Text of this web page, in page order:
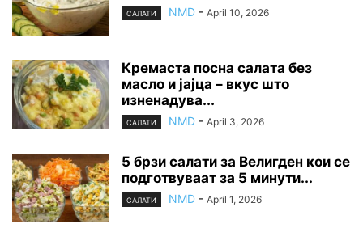
САЛАТИ NMD - April 10, 2026
Кремаста посна салата без
масло и јајца – вкус што
изненадува...
САЛАТИ NMD - April 3, 2026
5 брзи салати за Велигден кои се
подготвуваат за 5 минути...
САЛАТИ NMD - April 1, 2026